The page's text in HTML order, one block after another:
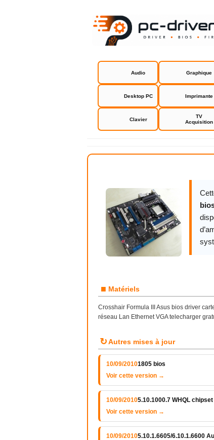
Audio Graphique
Desktop PC Imprimante
Clavier
TV
Acquisition
■ Matériels
Crosshair Formula III Asus bios driver
réseau Lan Ethernet VGA telecharger
↻Autres mises à jour
10/09/20101805 bios
Voir cette version →
10/09/20105.10.1000.7 WHQL
Voir cette version →
10/09/20105.10.1.6605/6.10.1.6600